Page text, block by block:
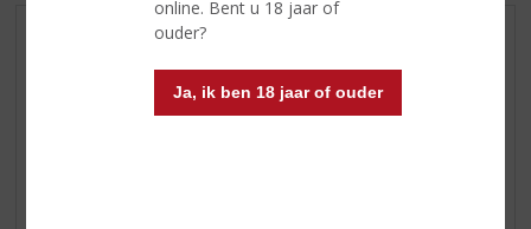
online. Bent u 18 jaar of
ouder?
Ja, ik ben 18 jaar of ouder
AANBIEDINGEN
WHISKY VAN DE MAAND